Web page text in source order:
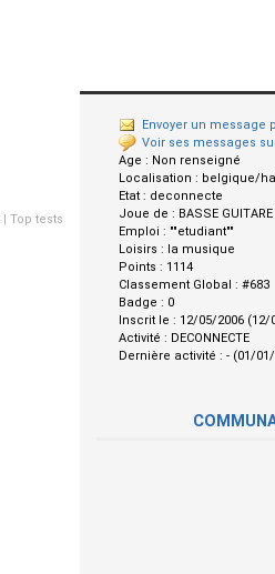
Envoyer un message
Voir ses messages
Age : Non renseigné
Localisation : belgique/
Etat : deconnecte
Joue de : BASSE
Emploi : ""etudiant""
Loisirs :
la musique
Points : 1114
Classement Global : #683
Badge : 0
Inscrit le : 12/05/2006 (12/
Activité : DECONNECTE
Dernière activité : - (01/
| Top tests